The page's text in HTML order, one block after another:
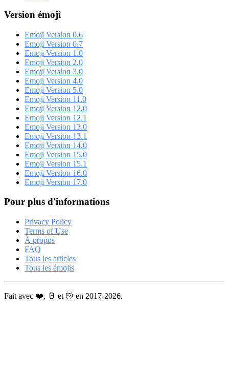
Version émoji
Emoji Version 0.6
Emoji Version 0.7
Emoji Version 1.0
Emoji Version 2.0
Emoji Version 3.0
Emoji Version 4.0
Emoji Version 5.0
Emoji Version 11.0
Emoji Version 12.0
Emoji Version 12.1
Emoji Version 13.0
Emoji Version 13.1
Emoji Version 14.0
Emoji Version 15.0
Emoji Version 15.1
Emoji Version 16.0
Emoji Version 17.0
Pour plus d'informations
Privacy Policy
Terms of Use
À propos
FAQ
Tous les articles
Tous les émojis
Fait avec ❤️, 🥛 et 🐹 en 2017-2026.